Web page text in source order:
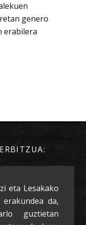
genero
erabilera
eta Lesakako
da,
guztietan